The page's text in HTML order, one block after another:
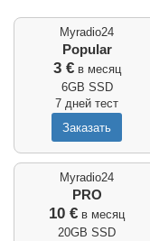
Myradio24
Popular
3 €в месяц
6GB SSD
7 дней тест
Myradio24
PRO
10 € в месяц
20GB SSD